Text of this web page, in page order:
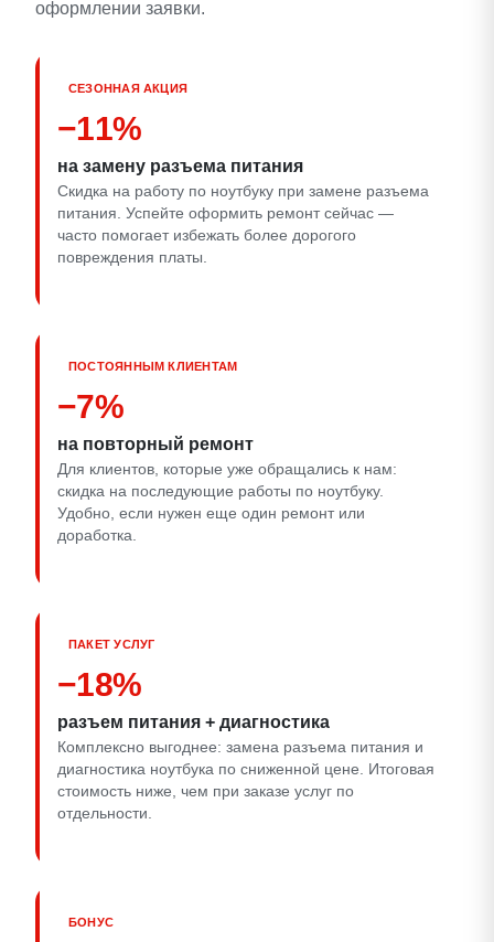
оформлении заявки.
СЕЗОННАЯ АКЦИЯ
−11%
на замену разъема питания
Скидка на работу по ноутбуку при замене разъема
питания. Успейте оформить ремонт сейчас —
часто помогает избежать более дорогого
повреждения платы.
ПОСТОЯННЫМ КЛИЕНТАМ
−7%
на повторный ремонт
Для клиентов, которые уже обращались к нам:
скидка на последующие работы по ноутбуку.
Удобно, если нужен еще один ремонт или
доработка.
ПАКЕТ УСЛУГ
−18%
разъем питания + диагностика
Комплексно выгоднее: замена разъема питания и
диагностика ноутбука по сниженной цене. Итоговая
стоимость ниже, чем при заказе услуг по
отдельности.
БОНУС